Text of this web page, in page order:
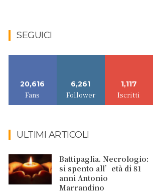
SEGUICI
20,616
Fans
6,261
Follower
1,117
Iscritti
ULTIMI ARTICOLI
Battipaglia. Necrologio:
si spento all’età di 81
anni Antonio
Marrandino